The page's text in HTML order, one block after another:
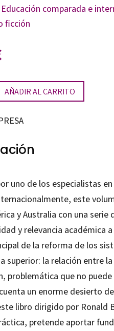
Educación comparada e
ficción
AÑADIR AL CARRITO
uno de los especialistas
este
y Australia con una
y relevancia académica
de la reforma de los
superior: la relación entre
problemática que no
un enorme desierto
libro dirigido por Ronald
pretende aportar